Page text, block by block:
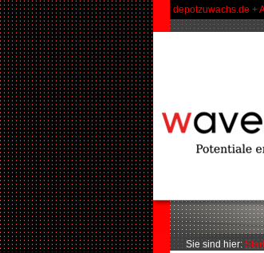
depotzuwachs.de +
Sie sind hier: